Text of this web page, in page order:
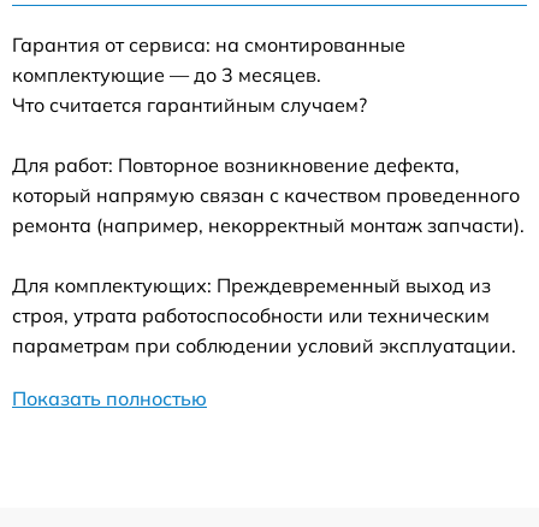
Гарантия от сервиса: на смонтированные
комплектующие — до 3 месяцев.
Что считается гарантийным случаем?
Для работ: Повторное возникновение дефекта,
который напрямую связан с качеством проведенного
ремонта (например, некорректный монтаж запчасти).
Для комплектующих: Преждевременный выход из
строя, утрата работоспособности или техническим
параметрам при соблюдении условий эксплуатации.
Показать полностью